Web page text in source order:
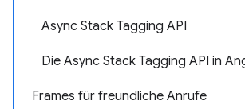
Async Stack Tagging API
Die Async Stack Tagging API in
Frames für freundliche Anrufe